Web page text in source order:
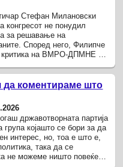
Стефан Милановски
не понудил
за решавање на
Според него, Филипче
критика на ВМРО-ДПМНЕ во
да коментираме што
државотворната партија
група којашто се бори за да
интерес, но, тоа е што е,
така да се
не можеме ништо повеќе